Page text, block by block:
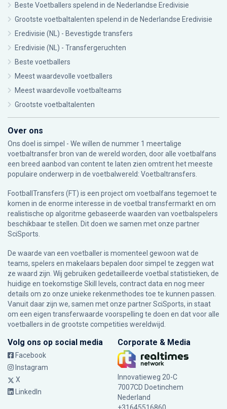
Beste Voetballers spelend in de Nederlandse Eredivisie
Grootste voetbaltalenten spelend in de Nederlandse Eredivisie
Eredivisie (NL) - Bevestigde transfers
Eredivisie (NL) - Transfergeruchten
Beste voetballers
Meest waardevolle voetballers
Meest waardevolle voetbalteams
Grootste voetbaltalenten
Over ons
Ons doel is simpel - We willen de nummer 1 meertalige
voetbaltransfer bron van de wereld worden, door alle voetbalfans
een breed aanbod van content te laten zien omtrent het meeste
populaire onderwerp in de voetbalwereld: Voetbaltransfers.
FootballTransfers (FT) is een project om voetbalfans tegemoet te
komen in de enorme interesse in de voetbal transfermarkt en om
realistische op algoritme gebaseerde waarden van voetbalspelers
beschikbaar te stellen. Dit doen we samen met onze partner
SciSports
De waarde van een voetballer is momenteel gewoon wat de
teams, spelers en makelaars bepalen door simpel te zeggen wat
ze waard zijn. Wij gebruiken gedetailleerde voetbal statistieken, de
huidige en toekomstige Skill levels, contract data en nog meer
details om zo onze unieke rekenmethodes toe te kunnen passen.
Vanuit daar zijn we, samen met onze partner SciSports, in staat
om een eigen transferwaarde voorspelling te doen en dat voor alle
voetballers in de grootste competities wereldwijd.
Volg ons op social media
Facebook
Instagram
X
LinkedIn
Corporate & Media
Innovatieweg 20-C
7007CD Doetinchem
Nederland